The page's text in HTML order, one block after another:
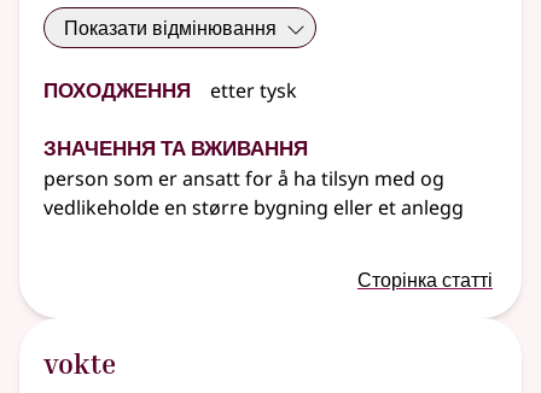
Показати відмінювання
Походження ettertysk
Значення та вживання
person som er ansatt for å ha tilsyn med og
vedlikeholde en større bygning elleret anlegg
Сторінка статті
vokte